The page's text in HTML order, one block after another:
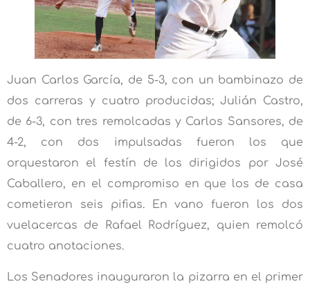
Juan Carlos García, de 5-3, con un bambinazo de
dos carreras y cuatro producidas; Julián Castro,
de 6-3, con tres remolcadas y Carlos Sansores, de
4-2, con dos impulsadas fueron los que
orquestaron el festín de los dirigidos por José
Caballero, en el compromiso en que los de casa
cometieron seis pifias. En vano fueron los dos
vuelacercas de Rafael Rodríguez, quien remolcó
cuatro anotaciones.
Los Senadores inauguraron la pizarra en el primer